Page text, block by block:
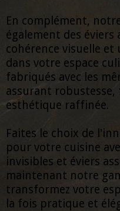
En complément,
également des
cohérence visuelle
dans votre espace
fabriqués avec les
assurant
esthétique raffinée.
Faites le choix de
pour votre cuisine
invisibles et éviers
maintenant notre
transformez votre
la fois pratique et